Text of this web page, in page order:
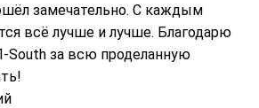
замечательно. С каждым
всё лучше и лучше. Благодарю
за всю проделанную